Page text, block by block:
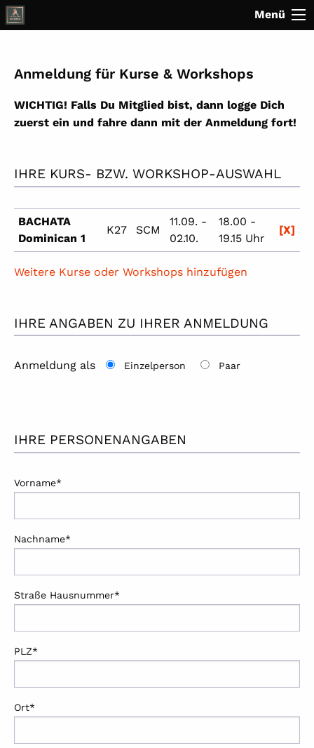
Menü
Anmeldung für Kurse & Workshops
WICHTIG! Falls Du Mitglied bist, dann logge Dich
zuerst ein und fahre dann mit der Anmeldung fort!
IHRE KURS- BZW. WORKSHOP-AUSWAHL
BACHATA
Dominican 1
K27 SCM
11.09. -
02.10.
18.00 -
19.15 Uhr
[X]
Weitere Kurse oder Workshops hinzufügen
IHRE ANGABEN ZU IHRER ANMELDUNG
Anmeldung als Einzelperson Paar
IHRE PERSONENANGABEN
Vorname*
Nachname*
Straße Hausnummer*
PLZ*
Ort*